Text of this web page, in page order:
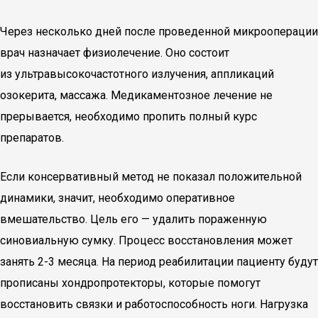
Через несколько дней после проведенной микрооперации
врач назначает физиолечение. Оно состоит
из ультравысокочастотного излучения, аппликаций
озокерита, массажа. Медикаментозное лечение не
прерывается, необходимо пропить полный курс
препаратов.
Если консервативный метод не показал положительной
динамики, значит, необходимо оперативное
вмешательство. Цель его — удалить пораженную
синовиальную сумку. Процесс восстановления может
занять 2-3 месяца. На период реабилитации пациенту будут
прописаны хондропротекторы, которые помогут
восстановить связки и работоспособность ноги. Нагрузка